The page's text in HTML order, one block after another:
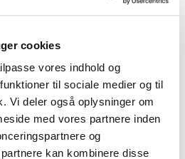
cookies
vores indhold og
til sociale medier og til
Vi deler også oplysninger om
med vores partnere inden
og
kan kombinere disse